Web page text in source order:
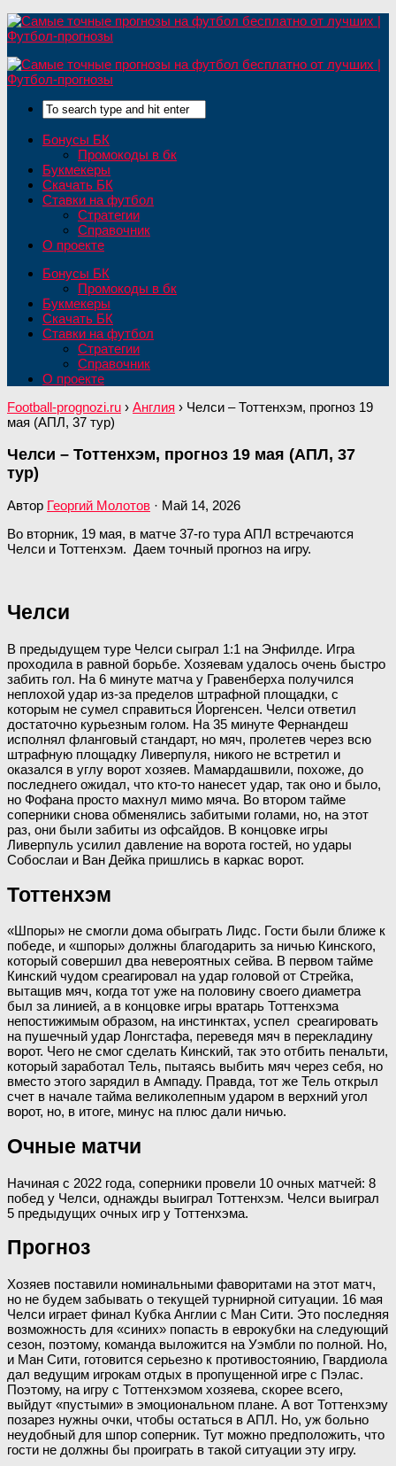
Бонусы БК
Промокоды в бк
Букмекеры
Скачать БК
Ставки на футбол
Стратегии
Справочник
О проекте
Бонусы БК
Промокоды в бк
Букмекеры
Скачать БК
Ставки на футбол
Стратегии
Справочник
О проекте
Football-prognozi.ru › Англия › Челси – Тоттенхэм, прогноз 19
мая (АПЛ, 37 тур)
Челси – Тоттенхэм, прогноз 19 мая (АПЛ, 37
тур)
Автор Георгий Молотов · Май 14, 2026
Во вторник, 19 мая, в матче 37-го тура АПЛ встречаются
Челси и Тоттенхэм. Даем точный прогноз на игру.
Челси
В предыдущем туре Челси сыграл 1:1 на Энфилде. Игра
проходила в равной борьбе. Хозяевам удалось очень быстро
забить гол. На 6 минуте матча у Гравенберха получился
неплохой удар из-за пределов штрафной площадки, с
которым не сумел справиться Йоргенсен. Челси ответил
достаточно курьезным голом. На 35 минуте Фернандеш
исполнял фланговый стандарт, но мяч, пролетев через всю
штрафную площадку Ливерпуля, никого не встретил и
оказался в углу ворот хозяев. Мамардашвили, похоже, до
последнего ожидал, что кто-то нанесет удар, так оно и было,
но Фофана просто махнул мимо мяча. Во втором тайме
соперники снова обменялись забитыми голами, но, на этот
раз, они были забиты из офсайдов. В концовке игры
Ливерпуль усилил давление на ворота гостей, но удары
Собослаи и Ван Дейка пришлись в каркас ворот.
Тоттенхэм
«Шпоры» не смогли дома обыграть Лидс. Гости были ближе к
победе, и «шпоры» должны благодарить за ничью Кинского,
который совершил два невероятных сейва. В первом тайме
Кинский чудом среагировал на удар головой от Стрейка,
вытащив мяч, когда тот уже на половину своего диаметра
был за линией, а в концовке игры вратарь Тоттенхэма
непостижимым образом, на инстинктах, успел среагировать
на пушечный удар Лонгстафа, переведя мяч в перекладину
ворот. Чего не смог сделать Кинский, так это отбить пенальти,
который заработал Тель, пытаясь выбить мяч через себя, но
вместо этого зарядил в Ампаду. Правда, тот же Тель открыл
счет в начале тайма великолепным ударом в верхний угол
ворот, но, в итоге, минус на плюс дали ничью.
Очные матчи
Начиная с 2022 года, соперники провели 10 очных матчей: 8
побед у Челси, однажды выиграл Тоттенхэм. Челси выиграл
5 предыдущих очных игр у Тоттенхэма.
Прогноз
Хозяев поставили номинальными фаворитами на этот матч,
но не будем забывать о текущей турнирной ситуации. 16 мая
Челси играет финал Кубка Англии с Ман Сити. Это последняя
возможность для «синих» попасть в еврокубки на следующий
сезон, поэтому, команда выложится на Уэмбли по полной. Но,
и Ман Сити, готовится серьезно к противостоянию, Гвардиола
дал ведущим игрокам отдых в пропущенной игре с Пэлас.
Поэтому, на игру с Тоттенхэмом хозяева, скорее всего,
выйдут «пустыми» в эмоциональном плане. А вот Тоттенхэму
позарез нужны очки, чтобы остаться в АПЛ. Но, уж больно
неудобный для шпор соперник. Тут можно предположить, что
гости не должны бы проиграть в такой ситуации эту игру.